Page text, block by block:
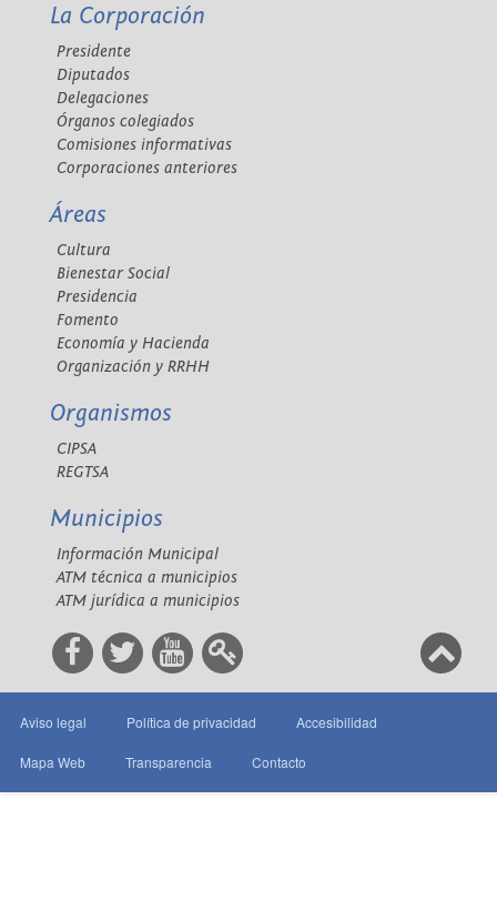
La Corporación
Presidente
Diputados
Delegaciones
Órganos colegiados
Comisiones informativas
Corporaciones anteriores
Áreas
Cultura
Bienestar Social
Presidencia
Fomento
Economía y Hacienda
Organización y RRHH
Organismos
CIPSA
REGTSA
Municipios
Información Municipal
ATM técnica a municipios
ATM jurídica a municipios
Aviso legal Política de privacidad Accesibilidad
Mapa Web Transparencia Contacto